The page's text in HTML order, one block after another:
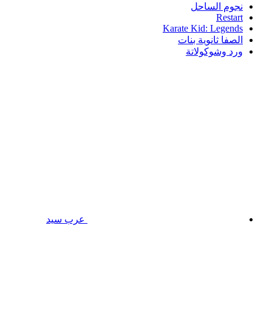
نجوم الساحل
Restart
Karate Kid: Legends
الصفا ثانوية بنات
ورد وشوكولاتة
عرب سيد